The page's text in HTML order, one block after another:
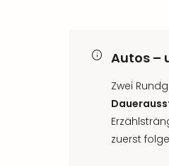
Autos –
Zwei
zuerst